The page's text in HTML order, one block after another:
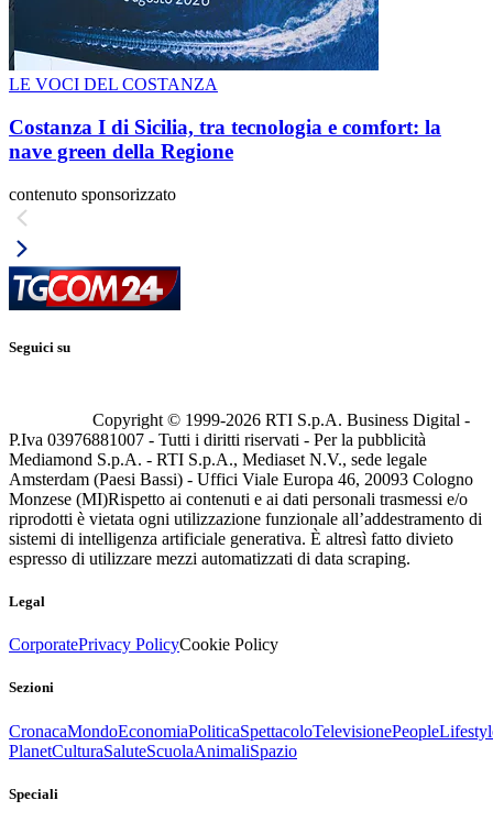
LE VOCI DEL COSTANZA
Costanza I di Sicilia, tra tecnologia e comfort: la
nave green della Regione
contenuto sponsorizzato
Seguici su
Copyright © 1999-2026 RTI S.p.A. Business Digital -
P.Iva 03976881007 - Tutti i diritti riservati - Per la pubblicità
Mediamond S.p.A. - RTI S.p.A., Mediaset N.V., sede legale
Amsterdam (Paesi Bassi) - Uffici Viale Europa 46, 20093 Cologno
Monzese (MI)Rispetto ai contenuti e ai dati personali trasmessi e/o
riprodotti è vietata ogni utilizzazione funzionale all’addestramento di
sistemi di intelligenza artificiale generativa. È altresì fatto divieto
espresso di utilizzare mezzi automatizzati di data scraping.
Legal
CorporatePrivacy PolicyCookie Policy
Sezioni
CronacaMondoEconomiaPoliticaSpettacoloTelevisionePeople
PlanetCulturaSaluteScuolaAnimaliSpazio
Speciali